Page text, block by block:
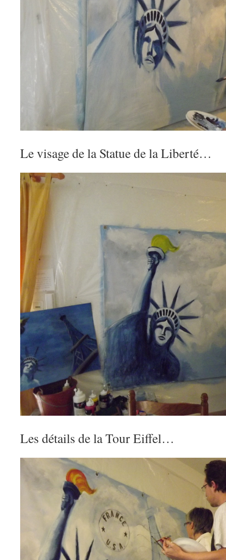
Le visage de la Statue de la Liberté…
Les détails de la Tour Eiffel…